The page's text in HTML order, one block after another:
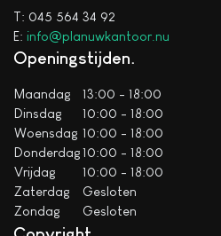
T: 045 564 34 92
E: info@planuwkantoor.nu
Openingstijden
Maandag
Dinsdag
Woensdag
Donderdag
Vrijdag
Zaterdag
Zondag
13:00 - 18:00
10:00 - 18:00
10:00 - 18:00
10:00 - 18:00
10:00 - 18:00
Gesloten
Gesloten